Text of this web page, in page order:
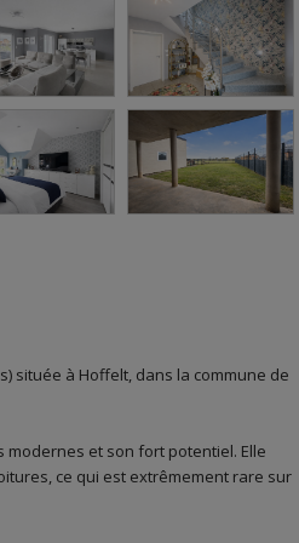
située à Hoffelt, dans la commune de
et son fort potentiel. Elle
ce qui est extrêmement rare sur